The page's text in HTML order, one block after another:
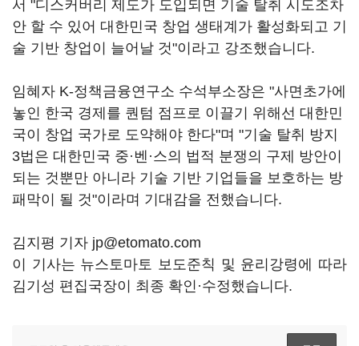
서 "디스커버리 제도가 도입되면 기술 탈취 시도조차
안 할 수 있어 대한민국 창업 생태계가 활성화되고 기
술 기반 창업이 늘어날 것"이라고 강조했습니다.
임혜자 K-정책금융연구소 수석부소장은 "사면초가에
놓인 한국 경제를 퀀텀 점프로 이끌기 위해선 대한민
국이 창업 국가로 도약해야 한다"며 "기술 탈취 방지
3법은 대한민국 중·벤·스의 법적 분쟁의 구제 방안이
되는 것뿐만 아니라 기술 기반 기업들을 보호하는 방
패막이 될 것"이라며 기대감을 전했습니다.
김지평 기자 jp@etomato.com
이 기사는 뉴스토마토 보도준칙 및 윤리강령에 따라
김기성 편집국장이 최종 확인·수정했습니다.